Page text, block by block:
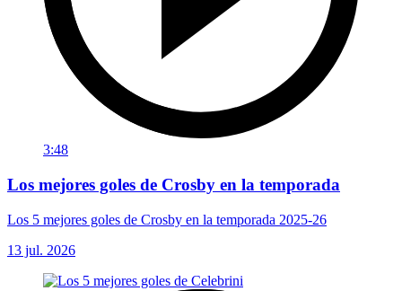
3:48
Los mejores goles de Crosby en la temporada
Los 5 mejores goles de Crosby en la temporada 2025-26
13 jul. 2026